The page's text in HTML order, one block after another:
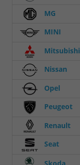
MG
MINI
Mitsubishi
Nissan
Opel
Peugeot
Renault
Seat
Skoda